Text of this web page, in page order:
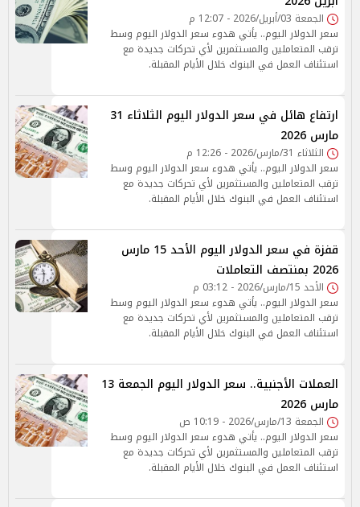
الجمعة 03/أبريل/2026 - 12:07 م
سعر الدولار اليوم.. يأتي هدوء سعر الدولار اليوم وسط
ترقب المتعاملين والمستثمرين لأي تحركات جديدة مع
استئناف العمل في البنوك خلال الأيام المقبلة.
ارتفاع هائل في سعر الدولار اليوم الثلاثاء 31
مارس 2026
الثلاثاء 31/مارس/2026 - 12:26 م
سعر الدولار اليوم.. يأتي هدوء سعر الدولار اليوم وسط
ترقب المتعاملين والمستثمرين لأي تحركات جديدة مع
استئناف العمل في البنوك خلال الأيام المقبلة.
قفزة في سعر الدولار اليوم الأحد 15 مارس
2026 بمنتصف التعاملات
الأحد 15/مارس/2026 - 03:12 م
سعر الدولار اليوم.. يأتي هدوء سعر الدولار اليوم وسط
ترقب المتعاملين والمستثمرين لأي تحركات جديدة مع
استئناف العمل في البنوك خلال الأيام المقبلة.
العملات الأجنبية.. سعر الدولار اليوم الجمعة 13
مارس 2026
الجمعة 13/مارس/2026 - 10:19 ص
سعر الدولار اليوم.. يأتي هدوء سعر الدولار اليوم وسط
ترقب المتعاملين والمستثمرين لأي تحركات جديدة مع
استئناف العمل في البنوك خلال الأيام المقبلة.